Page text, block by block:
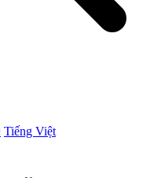
Tiếng Việt